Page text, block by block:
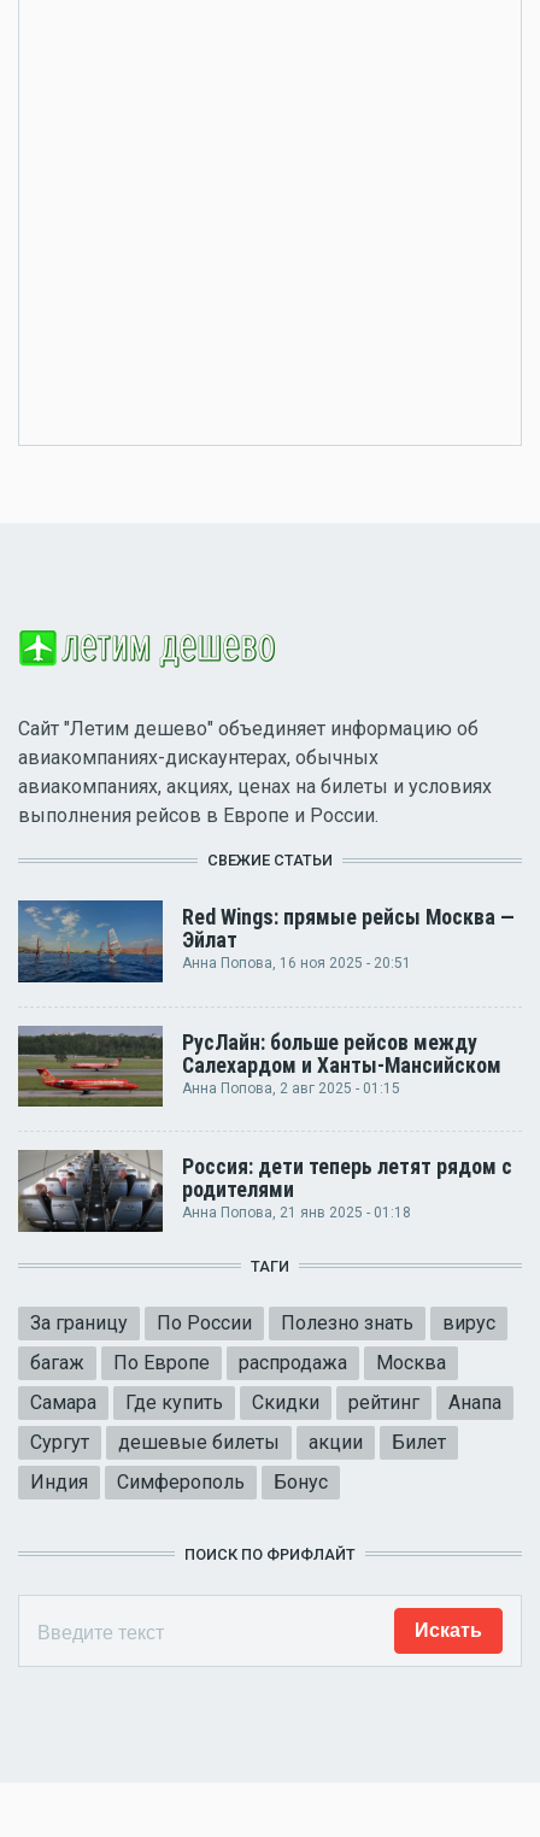
Сайт "Летим дешево" объединяет информацию об
авиакомпаниях-дискаунтерах, обычных
авиакомпаниях, акциях, ценах на билеты и условиях
выполнения рейсов в Европе и России.
СВЕЖИЕ СТАТЬИ
Red Wings: прямые рейсы Москва —
Эйлат
Анна Попова, 16 ноя 2025 - 20:51
РусЛайн: больше рейсов между
Салехардом и Ханты-Мансийском
Анна Попова , 2 авг 2025 - 01:15
Россия: дети теперь летят рядом с
родителями
Анна Попова, 21 янв 2025 - 01:18
ТАГИ
За границу По России Полезно знать
вирус
багаж
По Европе распродажа
Москва
Самара
Где купить Скидки рейтинг
Анапа
Сургут
дешевые билеты акции
Билет
Индия
Симферополь Бонус
ПОИСК ПО ФРИФЛАЙТ